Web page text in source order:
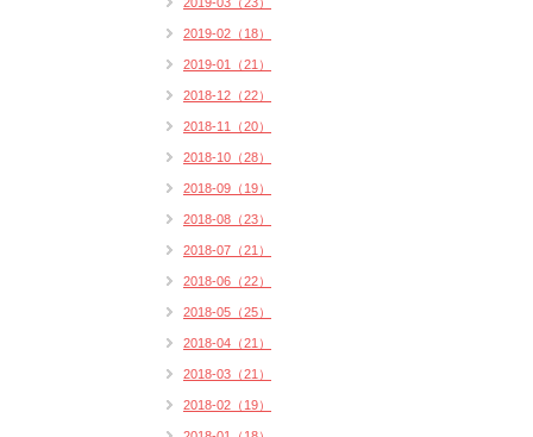
2019-02（18）
2019-01（21）
2018-12（22）
2018-11（20）
2018-10（28）
2018-09（19）
2018-08（23）
2018-07（21）
2018-06（22）
2018-05（25）
2018-04（21）
2018-03（21）
2018-02（19）